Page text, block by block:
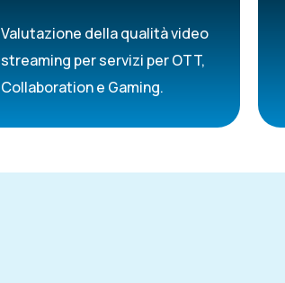
Valutazione della qualità video
streaming per servizi per OTT,
Collaboration e Gaming.